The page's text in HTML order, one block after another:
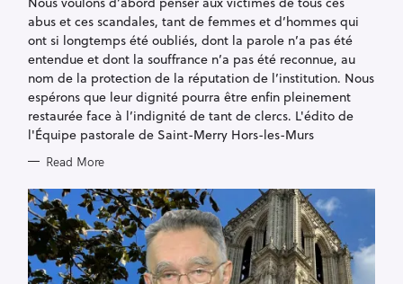
abus et ces scandales, tant de femmes et d’hommes qui
ont si longtemps été oubliés, dont la parole n’a pas été
entendue et dont la souffrance n’a pas été reconnue, au
nom de la protection de la réputation de l’institution. Nous
espérons que leur dignité pourra être enfin pleinement
restaurée face à l’indignité de tant de clercs. L'édito de
l'Équipe pastorale de Saint-Merry Hors-les-Murs
Read More